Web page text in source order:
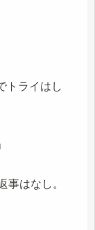
トライはし
事はなし。